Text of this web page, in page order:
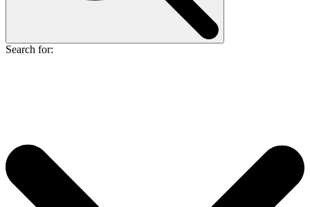
Search for: